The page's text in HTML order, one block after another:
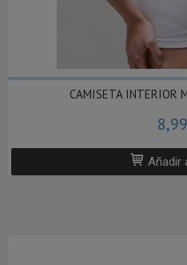
CAMISETA INTERIOR
Añadir